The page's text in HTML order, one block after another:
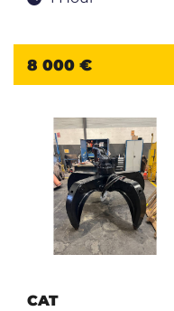
8 000 €
CAT